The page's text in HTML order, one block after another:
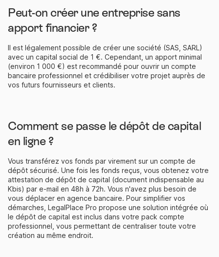
Peut-on créer une entreprise sans
apport financier ?
Il est légalement possible de créer une société (SAS, SARL)
avec un capital social de 1 €. Cependant, un apport minimal
(environ 1 000 €) est recommandé pour ouvrir un compte
bancaire professionnel et crédibiliser votre projet auprès de
vos futurs fournisseurs et clients.
Comment se passe le dépôt de capital
en ligne ?
Vous transférez vos fonds par virement sur un compte de
dépôt sécurisé. Une fois les fonds reçus, vous obtenez votre
attestation de dépôt de capital (document indispensable au
Kbis) par e-mail en 48h à 72h. Vous n'avez plus besoin de
vous déplacer en agence bancaire. Pour simplifier vos
démarches, LegalPlace Pro propose une solution intégrée où
le dépôt de capital est inclus dans votre pack compte
professionnel, vous permettant de centraliser toute votre
création au même endroit.